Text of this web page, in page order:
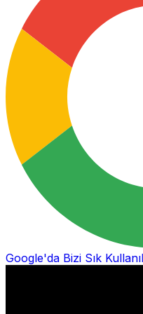
Google'da Bizi Sık